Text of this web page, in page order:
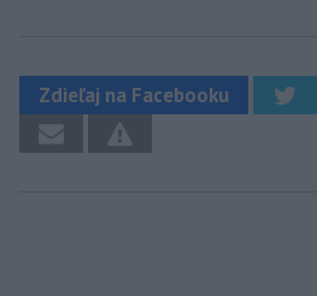
Zdieľaj na Facebooku